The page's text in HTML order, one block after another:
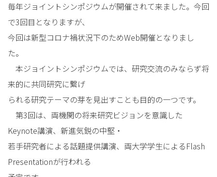
毎年ジョイントシンポジウムが開催されて来ました。今回
で3回目となりますが、
今回は新型コロナ禍状況下のためWeb開催となりまし
た。
本ジョイントシンポジウムでは、研究交流のみならず将
来的に共同研究に繋げ
られる研究テーマの芽を見出すことも目的の一つです。
第3回は、両機関の将来研究ビジョンを意識した
Keynote講演、新進気鋭の中堅・
若手研究者による話題提供講演、両大学学生によるFlash
Presentationが行われる